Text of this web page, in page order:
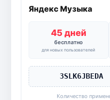
Яндекс Музыка
45 дней
бесплатно
для новых пользователей
3SLK6JBEDA
Количество